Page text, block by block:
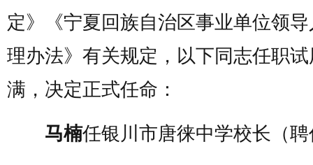
定》《宁夏回族自治区事业单位领
理办法》有关规定，以下同志任职
满，决定正式任命：
马楠任银川市唐徕中学校长（